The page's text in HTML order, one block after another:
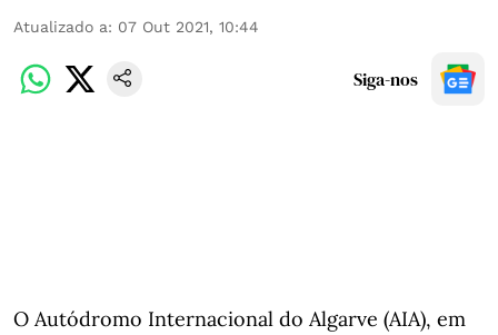
Atualizado a: 07 Out 2021, 10:44
Siga-nos
O Autódromo Internacional do Algarve (AIA), em